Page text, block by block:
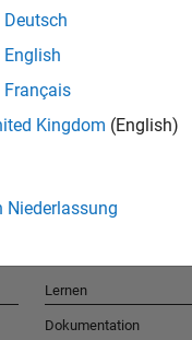
Deutsch
English
Français
Kingdom (English)
Niederlassung
Lernen
Dokumentation